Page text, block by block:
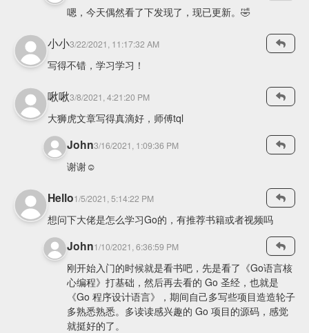
嗯，今天偶然看了下发现了，现已更新。🤣
小小3/22/2021, 11:17:32 AM
写得不错，学习学习！
啾啾3/8/2021, 4:21:20 PM
大狮虎文章写得真滴好，师傅tql
John3/16/2021, 1:09:36 PM
谢谢☺️
Hello1/5/2021, 5:14:22 PM
想问下大佬是怎么学习Go的，有推荐书籍或者视频吗
John1/10/2021, 6:36:59 PM
刚开始入门的时候就是看书吧，先是看了《Go语言核
心编程》打基础，然后再去看的 Go 圣经，也就是
《Go 程序设计语言》，期间自己多写些项目造造轮子
多熟悉熟悉。多读读感兴趣的 Go 项目的源码，感觉
就挺好的了。